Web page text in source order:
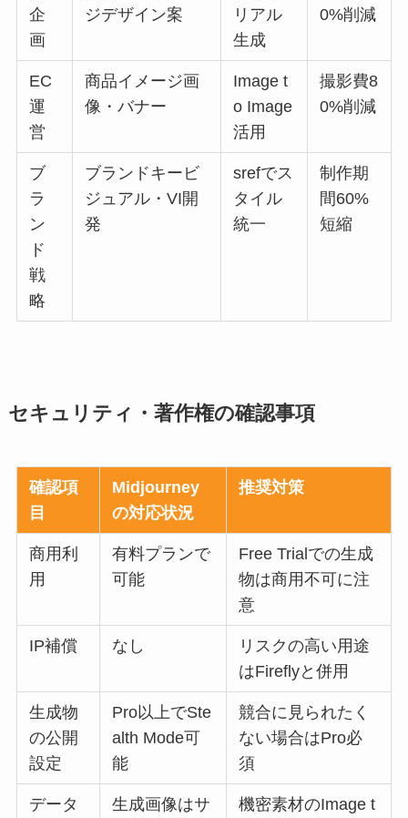
企
画
ジデザイン案
リアル
生成
0%削減
EC
運
営
商品イメージ画
像・バナー
Image t
o Image
活用
撮影費8
0%削減
ブ
ラ
ン
ド
戦
略
ブランドキービ
ジュアル・VI開
発
srefでス
タイル
統一
制作期
間60%
短縮
セキュリティ・著作権の確認事項
確認項
目
Midjourney
の対応状況
推奨対策
商用利
用
有料プランで
可能
Free Trialでの生成
物は商用不可に注
意
IP補償 なし
リスクの高い用途
はFireflyと併用
生成物
の公開
設定
Pro以上でSte
alth Mode可
能
競合に見られたく
ない場合はPro必
須
データ 生成画像はサ 機密素材のImage t